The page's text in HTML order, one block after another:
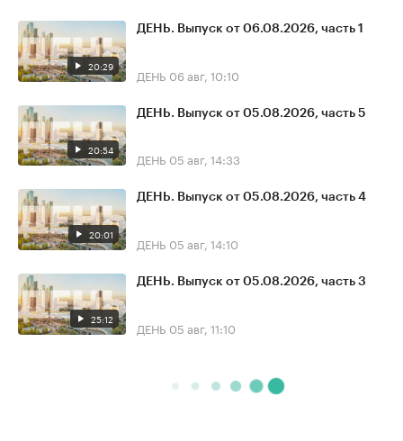
20:29
ДЕНЬ. Выпуск от 06.08.2026, часть 1
ДЕНЬ 06 авг, 10:10
20:54
ДЕНЬ. Выпуск от 05.08.2026, часть 5
ДЕНЬ 05 авг, 14:33
20:01
ДЕНЬ. Выпуск от 05.08.2026, часть 4
ДЕНЬ 05 авг, 14:10
25:12
ДЕНЬ. Выпуск от 05.08.2026, часть 3
ДЕНЬ 05 авг, 11:10